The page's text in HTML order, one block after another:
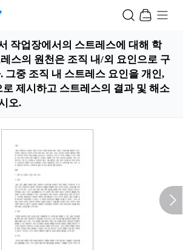
작업장에서의 스트레스에 대해 학
스의 원천은 조직 내/외 요인으로 구
그중 조직 내 스트레스 요인을 개인,
제시하고 스트레스의 결과 및 해소
오.